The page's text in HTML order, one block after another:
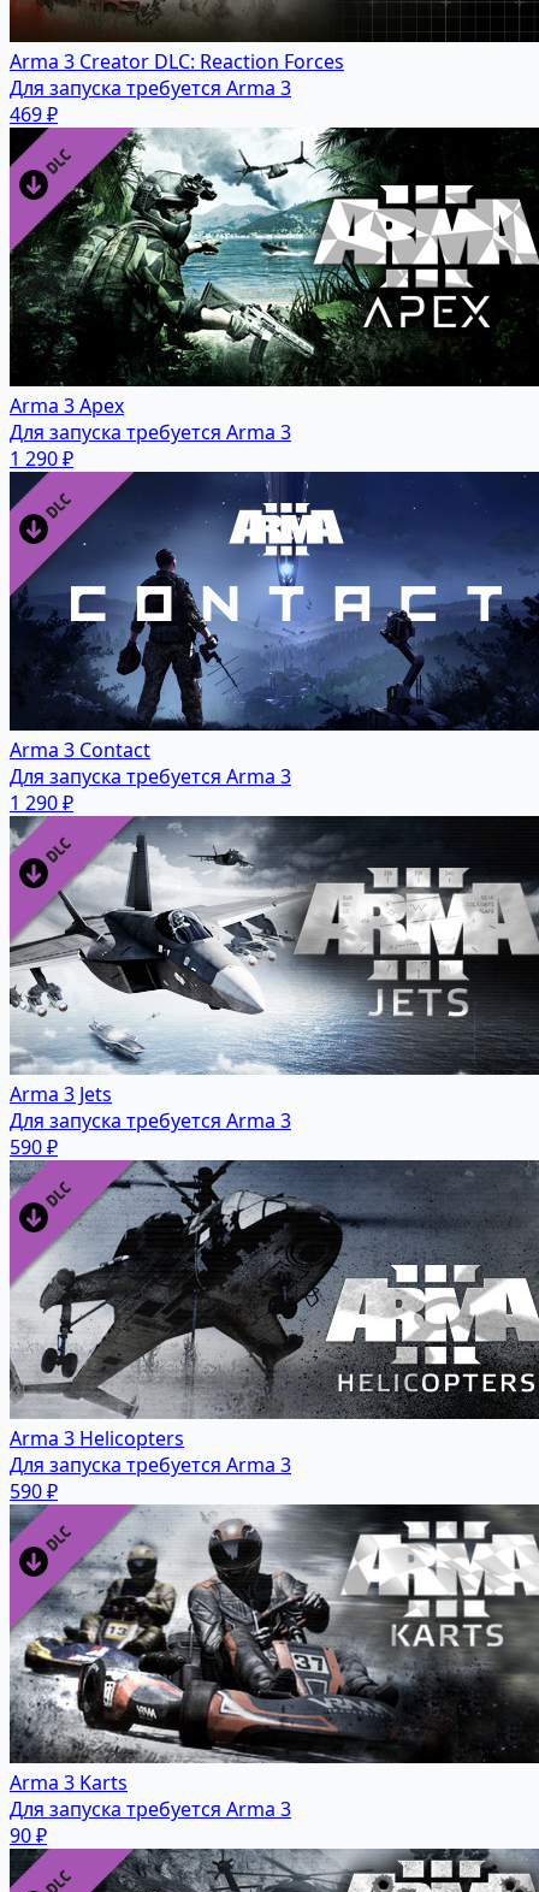
Arma 3 Creator DLC: Reaction Forces
Для запуска требуется Arma 3
469 ₽
Arma 3 Apex
Для запуска требуется Arma 3
1 290 ₽
Arma 3 Contact
Для запуска требуется Arma 3
1 290 ₽
Arma 3 Jets
Для запуска требуется Arma 3
590 ₽
Arma 3 Helicopters
Для запуска требуется Arma 3
590 ₽
Arma 3 Karts
Для запуска требуется Arma 3
90 ₽